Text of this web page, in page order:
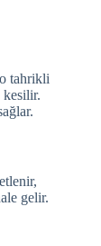
tahrikli
kesilir.
gelir.